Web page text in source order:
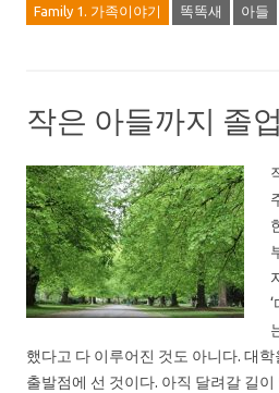
Family 1. 가족이야기 똑똑새 아들
작은 아들까지 졸
했다고 다 이루어진 것도 아니다. 대
출발점에 선 것이다. 아직 달려갈 길